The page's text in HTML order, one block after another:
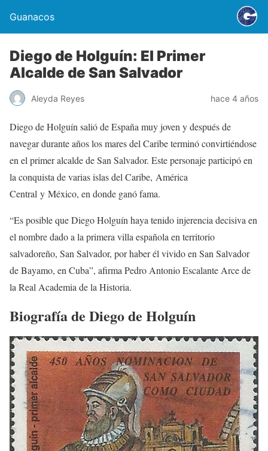
Guanacos
Diego de Holguín: El Primer
Alcalde de San Salvador
Aleyda Reyes hace 4 años
Diego de Holguín salió de España muy joven y después de
navegar durante años los mares del Caribe terminó convirtiéndose
en el primer alcalde de San Salvador. Este personaje participó en
la conquista de varias islas del Caribe, América
Central y México, en donde ganó fama.
“Es posible que Diego Holguín haya tenido injerencia decisiva en
el nombre dado a la primera villa española en territorio
salvadoreño, San Salvador, por haber él vivido en San Salvador
de Bayamo, en Cuba”, afirma Pedro Antonio Escalante Arce de
la Real Academia de la Historia.
Biografía de Diego de Holguín